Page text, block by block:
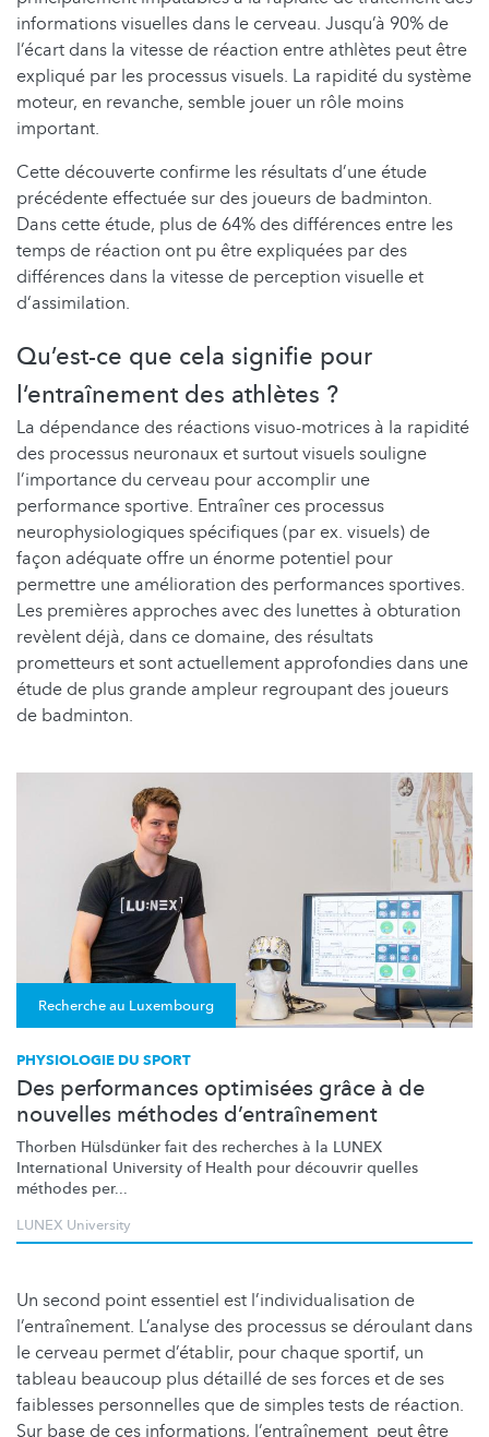
informations visuelles dans le cerveau. Jusqu’à 90% de
l’écart dans la vitesse de réaction entre athlètes peut être
expliqué par les processus visuels. La rapidité du système
moteur, en revanche, semble jouer un rôle moins
important.
Cette découverte confirme les résultats d’une étude
précédente effectuée sur des joueurs de badminton.
Dans cette étude, plus de 64% des différences entre les
temps de réaction ont pu être expliquées par des
différences dans la vitesse de perception visuelle et
d‘assimilation.
Qu’est-ce que cela signifie pour
l‘entraînement des athlètes ?
La dépendance des réactions visuo-motrices à la rapidité
des processus neuronaux et surtout visuels souligne
l’importance du cerveau pour accomplir une
performance sportive. Entraîner ces processus
neurophysiologiques spécifiques (par ex. visuels) de
façon adéquate offre un énorme potentiel pour
permettre une amélioration des performances sportives.
Les premières approches avec des lunettes à obturation
revèlent déjà, dans ce domaine, des résultats
prometteurs et sont actuellement approfondies dans une
étude de plus grande ampleur regroupant des joueurs
de badminton.
Recherche au Luxembourg
PHYSIOLOGIE DU SPORT
Des performances optimisées grâce à de
nouvelles méthodes d’entraînement
Thorben Hülsdünker fait des recherches à la LUNEX
International University of Health pour découvrir quelles
méthodes per...
LUNEX University
Un second point essentiel est l’individualisation de
l’entraînement. L’analyse des processus se déroulant dans
le cerveau permet d’établir, pour chaque sportif, un
tableau beaucoup plus détaillé de ses forces et de ses
faiblesses personnelles que de simples tests de réaction.
Sur base de ces informations, l’entraînement peut être